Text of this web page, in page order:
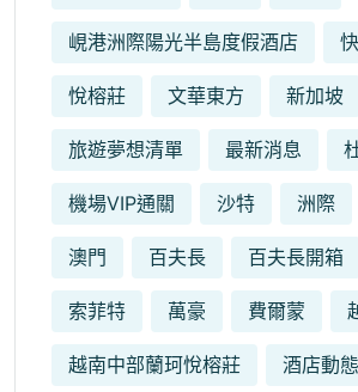
峴港洲際陽光半島度假酒店
悅榕莊 文華東方 新加坡
旅遊夢想清單 最新消息
機場VIP通關 沙特 洲際
澳門 百夫長 百夫長開箱
索菲特 萬豪 費爾蒙
越南中部蘭珂悅榕莊 酒店動態